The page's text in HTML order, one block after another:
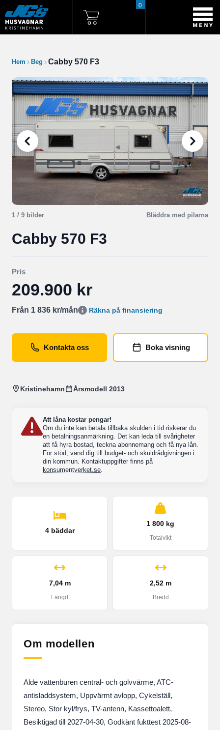
0
Hem Beg Cabby 570 F3
1 / 9 bilder Bläddra med pilarna
Cabby 570 F3
Pris
209.900 kr
Från 1 836 kr/mån Räkna på finansiering
Kontakta oss Boka visning
Kristinehamn Årsmodell 2013
Att låna kostar pengar!
Om du inte kan betala tillbaka skulden i tid riskerar du
en betalningsanmärkning. Det kan leda till svårigheter
att få hyra bostad, teckna abonnemang och få nya lån.
För stöd, vänd dig till budget- och skuldrådgivningen i
din kommun. Kontaktuppgifter finns på
konsumentverket.se
4 bäddar
1 800 kg
Totalvikt
7,04 m
Längd
2,52 m
Bredd
Om modellen
Alde vattenburen central- och golvvärme, ATC-
antisladdsystem, Uppvärmt avlopp, Cykelställ,
Stereo, Stor kyl/frys, TV-antenn, Kassettoalett,
Besiktigad till 2027-04-30, Godkänt fukttest 2025-08-